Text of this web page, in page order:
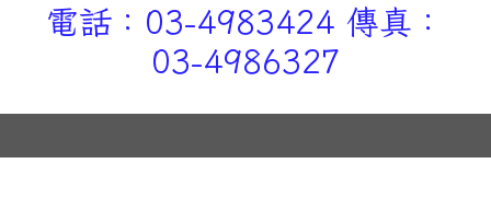
電話：03-4983424 傳真：
03-4986327